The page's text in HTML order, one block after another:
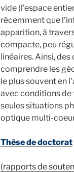
vide (l’espace
récemment que
apparition, à
compacte, peu
linéaires. Ainsi,
comprendre les
le plus souvent en
avec conditions de
seules situations
optique multi-
Thèse de doctorat
(rapports de